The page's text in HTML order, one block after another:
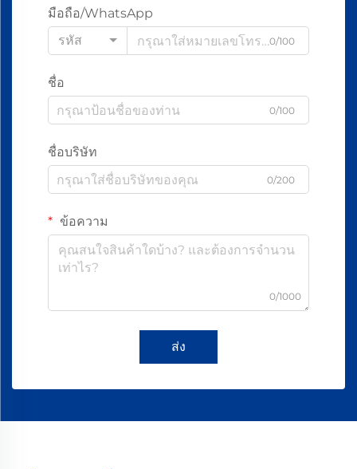
มือถือ/WhatsApp
รหัส
0/100
ชื่อ
0/100
ชื่อบริษัท
0/200
ข้อความ
0/1000
ส่ง